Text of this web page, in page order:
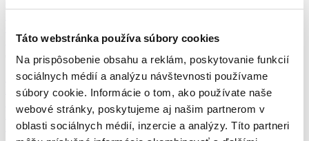
Táto webstránka používa súbory cookies
Na prispôsobenie obsahu a reklám, poskytovanie funkcií
sociálnych médií a analýzu návštevnosti používame
súbory cookie. Informácie o tom, ako používate naše
webové stránky, poskytujeme aj našim partnerom v
oblasti sociálnych médií, inzercie a analýzy. Títo partneri
14,99€
Slovensko nenávidíme ťa (Szlovákok nincsen hazátok) Claude
BALÁŽ
Slovensko nenávidíme ťa (Szlovákok nincsen hazátok)
BALÁŽ
17,99€